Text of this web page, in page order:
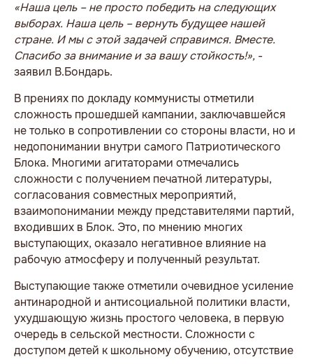
«Наша цель – не просто победить на следующих
выборах. Наша цель – вернуть будущее нашей
стране. И мы с этой задачей справимся. Вместе.
Спасибо за внимание и за вашу стойкость!», -
заявил В.Бондарь.
В прениях по докладу коммунисты отметили
сложность прошедшей кампании, заключавшейся
не только в сопротивлении со стороны власти, но и
недопонимании внутри самого Патриотического
Блока. Многими агитаторами отмечались
сложности с получением печатной литературы,
согласования совместных мероприятий,
взаимопонимании между представителями партий,
входивших в Блок. Это, по мнению многих
выступающих, оказало негативное влияние на
рабочую атмосферу и полученный результат.
Выступающие также отметили очевидное усиление
антинародной и антисоциальной политики власти,
ухудшающую жизнь простого человека, в первую
очередь в сельской местности. Сложности с
доступом детей к школьному обучению, отсутствие